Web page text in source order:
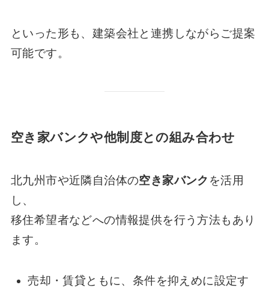
といった形も、建築会社と連携しながらご提案
可能です。
空き家バンクや他制度との組み合わせ
北九州市や近隣自治体の空き家バンク を活用
し、
移住希望者などへの情報提供を行う方法もあり
ます。
売却・賃貸ともに、条件を抑えめに設定す